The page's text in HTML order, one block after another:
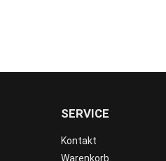
SERVICE
Kontakt
Warenkorb